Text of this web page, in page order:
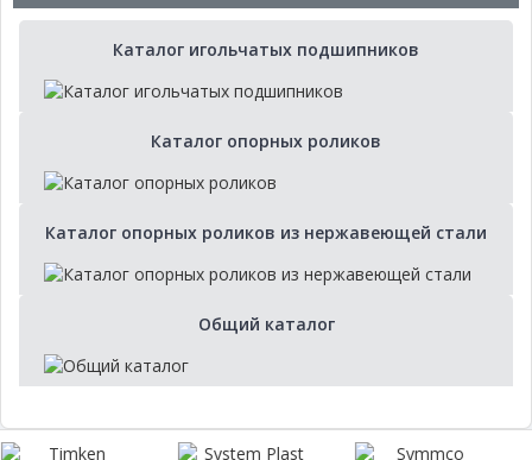
Каталог игольчатых подшипников
Каталог опорных роликов
Каталог опорных роликов из нержавеющей стали
Общий каталог